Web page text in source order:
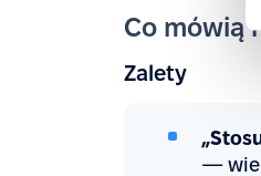
Co mówią
Zalety
—